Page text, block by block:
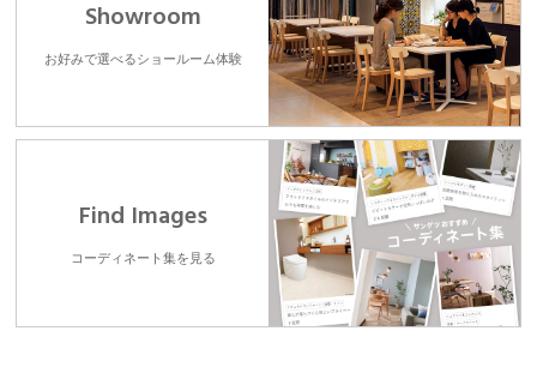
Showroom
お好みで選べるショールーム体験
Find Images
コーディネート集を見る